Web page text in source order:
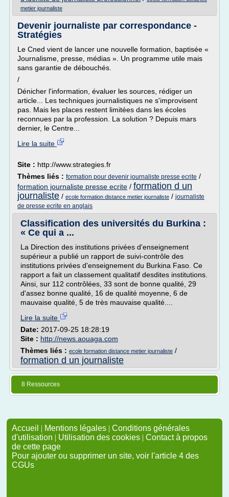
metier journaliste
Devenir journaliste par correspondance -
Stratégies
Le Cned vient de lancer une nouvelle formation, baptisée «
Journalisme, presse, médias ». Un programme utile mais
sans garantie de débouchés.
/
Dénicher l'information, évaluer les sources, rédiger un
article... Les techniques journalistiques ne s'improvisent
pas. Mais les places restent limitées dans les écoles
reconnues par la profession. La solution ? Depuis mars
dernier, le Centre...
Lire la suite
Site : http://www.strategies.fr
Thèmes liés : formation pour devenir journaliste presse ecrite /
formation journaliste presse ecrite / formation d un
journaliste / ecole formation distance metier journaliste / journaliste
de presse ecrite en anglais
Classification des universités du Burkina :
« Ce qui a ...
La Direction des institutions privées d'enseignement
supérieur a publié un rapport de suivi-contrôle des
institutions privées d'enseignement du Burkina Faso. Ce
rapport a fait un classement qualitatif desdites institutions.
Ainsi, sur 112 contrôlées, 33 sont de bonne qualité, 29
d'assez bonne qualité, 16 de qualité moyenne, 6 de
mauvaise qualité, 5 de très mauvaise qualité....
Lire la suite
Date: 2017-09-25 18:28:19
Site : http://news.aouaga.com
Thèmes liés : ecole formation distance metier journaliste /
formation d un journaliste
8 Ressources
Accueil | Mentions légales | Conditions générales
d'utilisation | Utilisation des cookies | Contact à propos
de cette page
Pour ajouter ou supprimer un site, voir l'article 4 des
CGUs